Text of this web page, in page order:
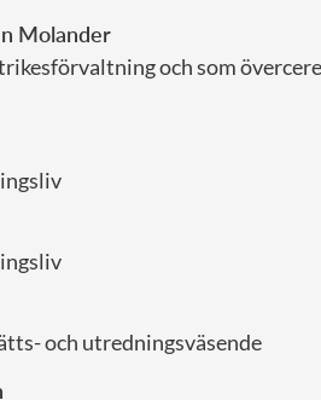
Molander
och som
och utredningsväsende